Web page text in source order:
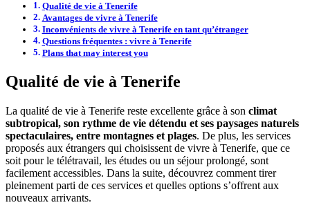
Qualité de vie à Tenerife
Avantages de vivre à Tenerife
Inconvénients de vivre à Tenerife en tant qu’étranger
Questions fréquentes : vivre à Tenerife
Plans that may interest you
Qualité de vie à Tenerife
La qualité de vie à Tenerife reste excellente grâce à son climat
subtropical, son rythme de vie détendu et ses paysages naturels
spectaculaires, entre montagnes et plages. De plus, les services
proposés aux étrangers qui choisissent de vivre à Tenerife, que ce
soit pour le télétravail, les études ou un séjour prolongé, sont
facilement accessibles. Dans la suite, découvrez comment tirer
pleinement parti de ces services et quelles options s’offrent aux
nouveaux arrivants.